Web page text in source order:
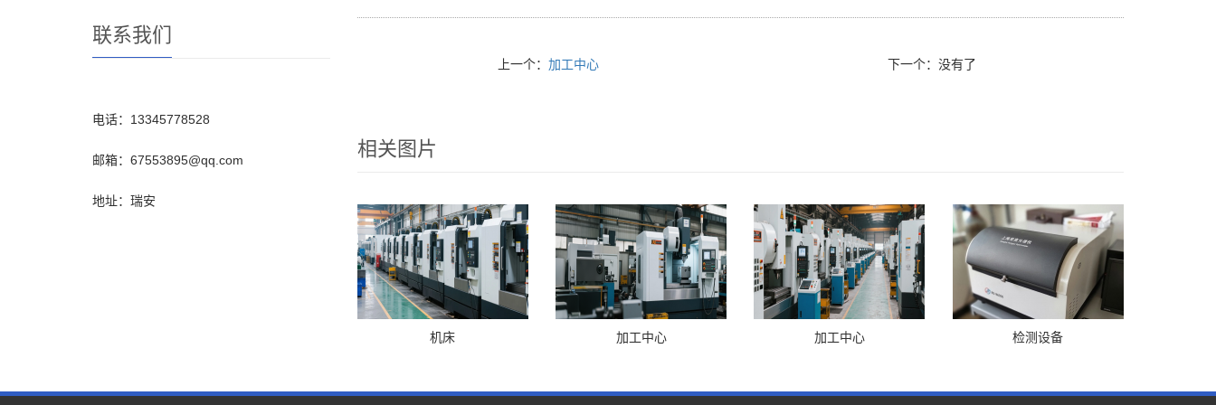
上一个：加工中心 下一个：没有了
相关图片
机床 加工中心 加工中心 检测设备
联系我们
电话：13345778528
邮箱：67553895@qq.com
地址：瑞安